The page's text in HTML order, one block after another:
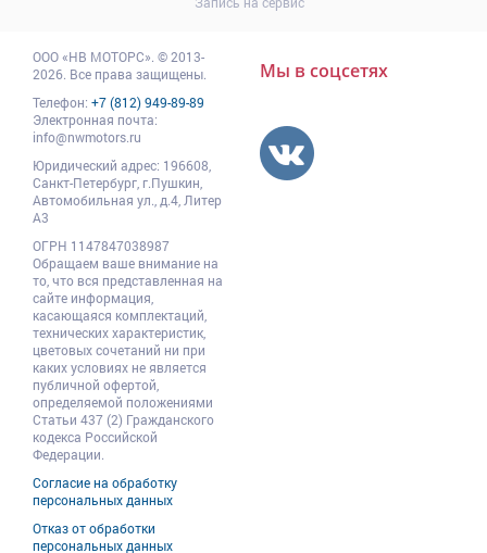
ООО«НВ МОТОРС» © 2013-
2026. Все права защищены.
Телефон: +7 (812) 949-89-89
Электронная почта:
info@nwmotors.ru
Юридический адрес: 196608
Санкт-Петербург, г.Пушкин
Автомобильная ул., д.4, Литер
А3
ОГРН 1147847038987
Обращаем ваше внимание на
то, что вся представленная на
сайте информация,
касающаяся комплектаций,
технических характеристик,
цветовых сочетаний ни при
каких условиях не является
публичной офертой,
определяемой положениями
Статьи 437 (2) Гражданского
кодекса Российской
Федерации.
Согласие на обработку
персональных данных
Отказ от обработки
персональных данных
Мы в соцсетях